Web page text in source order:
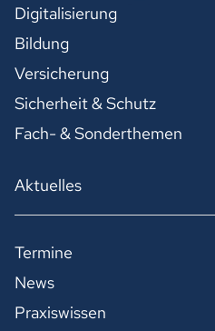
Digitalisierung
Bildung
Versicherung
Sicherheit & Schutz
Fach- & Sonderthemen
Aktuelles
Termine
News
Praxiswissen